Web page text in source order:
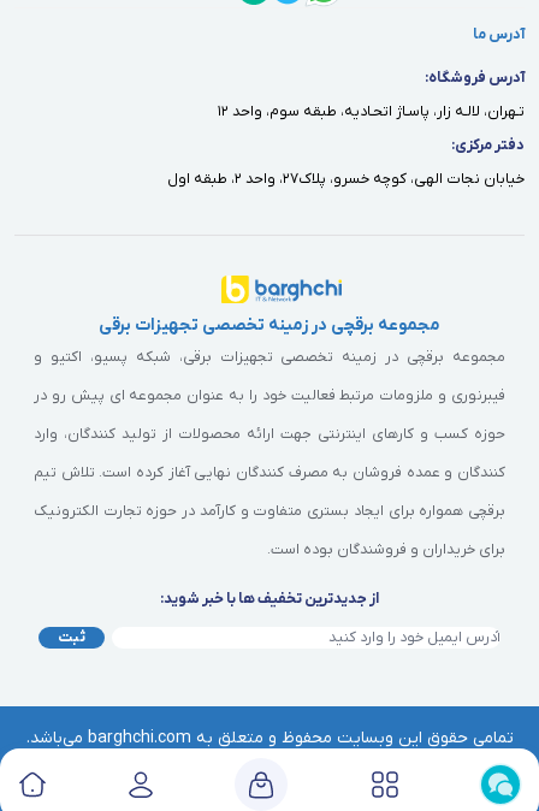
آدرس ما
آدرس فروشگاه:
تـهران، لالـه زار، پاسـاژ اتحـاديه، طبقه سوم، واحد ١٢
دفتر مركزى:
خيابان نجات الهى، كوچه خسرو، پلاك٢٧، واحد ٢، طبقه اول
مجموعه برقچی در زمینه تخصصی تجهیزات برقی
مجموعه برقچی در زمینه تخصصی تجهیزات برقی، شبکه پسیو، اکتیو و
فیبرنوری و ملزومات مرتبط فعالیت خود را به عنوان مجموعه ای پیش رو در
حوزه کسب و کارهای اینترنتی جهت ارائه محصولات از تولید کنندگان، وارد
کنندگان و عمده فروشان به مصرف کنندگان نهایی آغاز کرده است. تلاش تیم
برقچی همواره برای ایجاد بستری متفاوت و کارآمد در حوزه تجارت الکترونیک
برای خریداران و فروشندگان بوده است.
از جدیدترین تخفیف ها با خبر شوید:
ثبت
تمامی حقوق این وبسایت محفوظ و متعلق به barghchi.com می‌باشد.
هرگونه کپی‌برداری از آن موجب پیگرد قانونی خواهد بود. | © برقچی
Barghchi